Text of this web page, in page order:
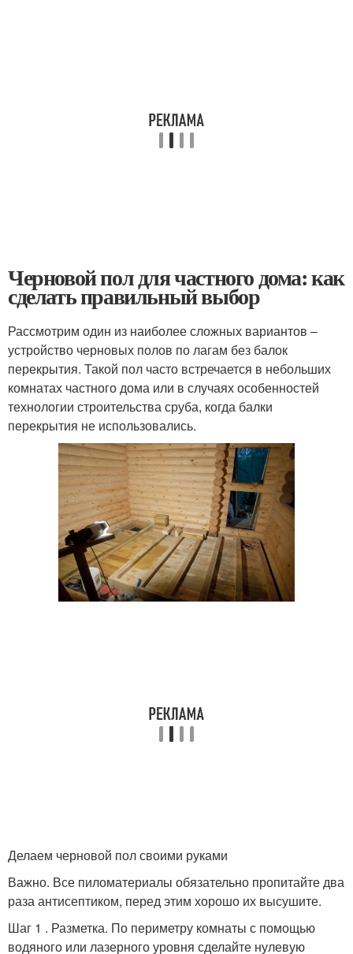
Черновой пол для частного дома: как
сделать правильный выбор
Рассмотрим один из наиболее сложных вариантов –
устройство черновых полов по лагам без балок
перекрытия. Такой пол часто встречается в небольших
комнатах частного дома или в случаях особенностей
технологии строительства сруба, когда балки
перекрытия не использовались.
Делаем черновой пол своими руками
Важно. Все пиломатериалы обязательно пропитайте два
раза антисептиком, перед этим хорошо их высушите.
Шаг 1 . Разметка. По периметру комнаты с помощью
водяного или лазерного уровня сделайте нулевую